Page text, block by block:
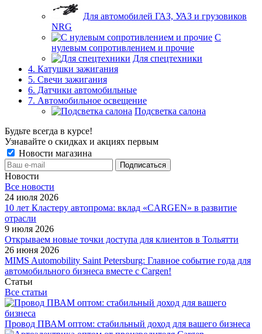
Для автомобилей ГАЗ, УАЗ и грузовиков
NRG
С
нулевым сопротивлением и прочие
Для спецтехники
4. Катушки зажигания
5. Свечи зажигания
6. Датчики автомобильные
7. Автомобильное освещение
Подсветка салона
Будьте всегда в курсе!
Узнавайте о скидках и акциях первым
Новости магазина
Новости
Все новости
24 июля 2026
10 лет Кластеру автопрома: вклад «CARGEN» в развитие
отрасли
9 июля 2026
Открываем новые точки доступа для клиентов в Тольятти
26 июня 2026
MIMS Automobility Saint Petersburg: Главное событие года для
автомобильного бизнеса вместе с Cargen!
Статьи
Все статьи
Провод ПВАМ оптом: стабильный доход для вашего бизнеса